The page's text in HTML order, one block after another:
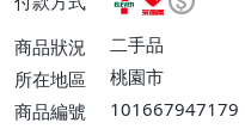
【單件運費$60】
商品狀況
二手品
所在地區
桃園市
商品編號
101667947179